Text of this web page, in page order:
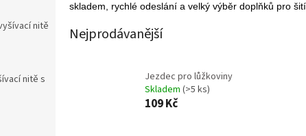
nitě
nitě s
skladem, rychlé odeslání a velký výběr doplňků pro
Nejprodávanější
Jezdec pro lůžkoviny
Skladem (>5 ks)
109 Kč